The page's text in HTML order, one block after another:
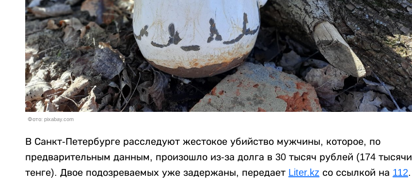
Фото: pixabay.com
В Санкт-Петербурге расследуют жестокое убийство мужчины, которое, по
предварительным данным, произошло из-за долга в 30 тысяч рублей (174 тысячи
тенге). Двое подозреваемых уже задержаны, передает Liter.kz со ссылкой на 112.